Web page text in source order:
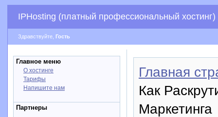
IPHosting (платный профессиональный хостинг)
Здравствуйте, Гость
Главное меню
О хостинге
Тарифы
Напишите нам
Партнеры
Главная
Как
Маркетинга